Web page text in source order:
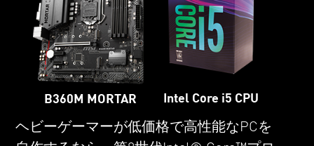
B360M MORTAR Intel Core i5 CPU
ヘビーゲーマーが低価格で高性能なPCを